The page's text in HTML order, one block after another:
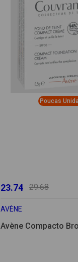
Poucas
23.74 29.68
AVÈNE
Avène Compacto